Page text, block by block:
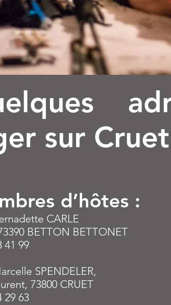
sur
d’hôtes :
CARLE
BETTON BETTONET
41 99
SPENDELER,
73800 CRUET
29 63